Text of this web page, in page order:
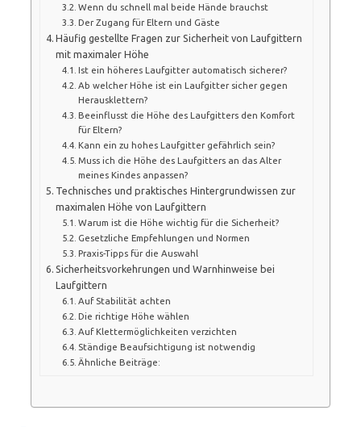
Wenn du schnell mal beide Hände brauchst
Der Zugang für Eltern und Gäste
Häufig gestellte Fragen zur Sicherheit von Laufgittern
mit maximaler Höhe
Ist ein höheres Laufgitter automatisch sicherer?
Ab welcher Höhe ist ein Laufgitter sicher gegen
Herausklettern?
Beeinflusst die Höhe des Laufgitters den Komfort
für Eltern?
Kann ein zu hohes Laufgitter gefährlich sein?
Muss ich die Höhe des Laufgitters an das Alter
meines Kindes anpassen?
Technisches und praktisches Hintergrundwissen zur
maximalen Höhe von Laufgittern
Warum ist die Höhe wichtig für die Sicherheit?
Gesetzliche Empfehlungen und Normen
Praxis-Tipps für die Auswahl
Sicherheitsvorkehrungen und Warnhinweise bei
Laufgittern
Auf Stabilität achten
Die richtige Höhe wählen
Auf Klettermöglichkeiten verzichten
Ständige Beaufsichtigung ist notwendig
Ähnliche Beiträge: